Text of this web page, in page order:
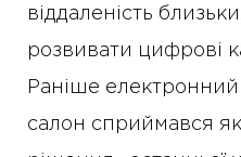
віддаленість
розвивати цифрові
Раніше електронний
салон сприймався